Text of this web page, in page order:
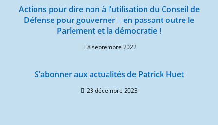
Actions pour dire non à l’utilisation du Conseil de
Défense pour gouverner – en passant outre le
Parlement et la démocratie !
8 septembre 2022
S’abonner aux actualités de Patrick Huet
23 décembre 2023